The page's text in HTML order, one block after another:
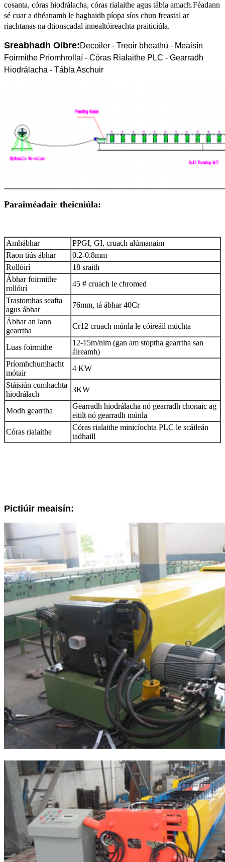
cosanta, córas hiodrálacha, córas rialaithe agus tábla amach.Féadann
sé cuar a dhéanamh le haghaidh píopa síos chun freastal ar
riachtanas na dtionscadal innealtóireachta praiticiúla.
Sreabhadh Oibre:Decoiler - Treoir bheathú - Meaisín
Foirmithe Príomhrollaí - Córas Rialaithe PLC - Gearradh
Hiodrálacha - Tábla Aschuir
Paraiméadair theicniúla:
Amhábhar
PPGI, GI, cruach alúmanaim
Raon tiús ábhar
0.2-0.8mm
Rollóirí
18 sraith
Ábhar foirmithe
rollóirí
45 # cruach le chromed
Trastomhas seafta
agus ábhar
76mm, tá ábhar 40Cr
Ábhar an lann
gearrtha
Cr12 cruach múnla le cóireáil múchta
Luas foirmithe
12-15m/nim (gan am stoptha gearrtha san
áireamh)
Príomhchumhacht
mótair
4 KW
Stáisiún cumhachta
hiodrálach
3KW
Modh gearrtha
Gearradh hiodrálacha nó gearradh chonaic ag
eitilt nó gearradh múnla
Córas rialaithe
Córas rialaithe minicíochta PLC le scáileán
tadhaill
Pictiúir meaisín: